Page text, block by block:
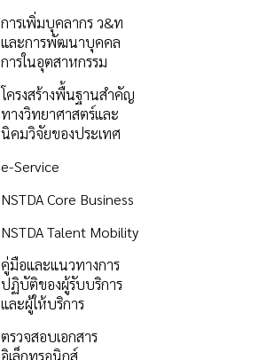
การเพิ่มบุคลากร ว&ท
และการพัฒนาบุคคล
การในอุตสาหกรรม
โครงสร้างพื้นฐานสำคัญ
ทางวิทยาศาสตร์และ
นิคมวิจัยของประเทศ
e-Service
NSTDA Core Business
NSTDA Talent Mobility
คู่มือและแนวทางการ
ปฏิบัติของผู้รับบริการ
และผู้ให้บริการ
ตรวจสอบเอกสาร
อิเล็กทรอนิกส์